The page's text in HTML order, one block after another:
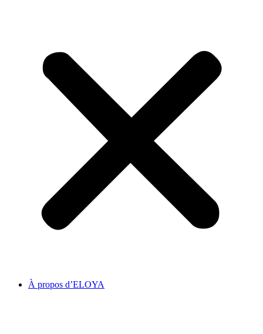
À propos d’ELOYA